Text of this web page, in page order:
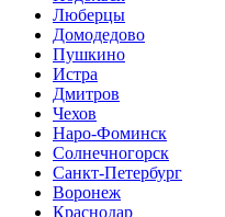
Люберцы
Домодедово
Пушкино
Истра
Дмитров
Чехов
Наро-Фоминск
Солнечногорск
Санкт-Петербург
Воронеж
Краснодар